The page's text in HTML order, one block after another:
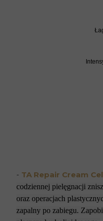
- TA Repair Cream
codziennej pielęgnacji
oraz operacjach
zapalny po zabiegu.